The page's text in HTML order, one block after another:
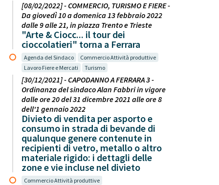
[08/02/2022] - COMMERCIO, TURISMO E FIERE -
Da giovedì 10 a domenica 13 febbraio 2022
dalle 9 alle 21, in piazza Trento e Trieste
"Arte & Ciocc... il tour dei
cioccolatieri" torna a Ferrara
Agenda del Sindaco
Commercio Attività produttive
Lavoro Fiere e Mercati
Turismo
[30/12/2021] - CAPODANNO A FERRARA 3 -
Ordinanza del sindaco Alan Fabbri in vigore
dalle ore 20 del 31 dicembre 2021 alle ore 8
dell'1 gennaio 2022
Divieto di vendita per asporto e
consumo in strada di bevande di
qualunque genere contenute in
recipienti di vetro, metallo o altro
materiale rigido: i dettagli delle
zone e vie incluse nel divieto
Commercio Attività produttive